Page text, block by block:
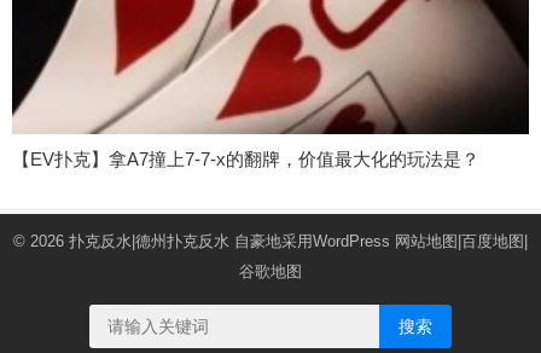
【EV扑克】拿A7撞上7-7-x的翻牌，价值最大化的玩法是？
© 2026 扑克反水|德州扑克反水 自豪地采用WordPress 网站地图 百度地图
谷歌地图
搜索